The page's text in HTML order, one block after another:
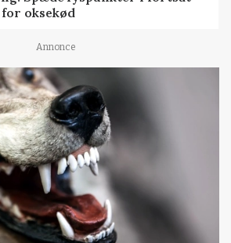
oksekød
Annonce